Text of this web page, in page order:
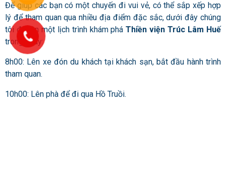
Để giúp các bạn có một chuyến đi vui vẻ, có thể sắp xếp hợp
lý để tham quan qua nhiều địa điểm đặc sắc, dưới đây chúng
tôi đã lên một lịch trình khám pháThiền viện Trúc Lâm Huế
trong ngày:
8h00: Lên xe đón du khách tại khách sạn, bắt đầu hành trình
tham quan.
10h00: Lên phà để đi qua Hồ Truồi.